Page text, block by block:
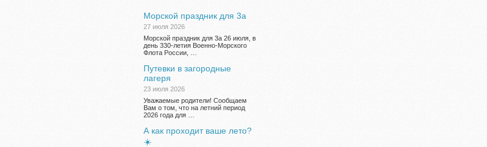
Морской праздник для 3а
27 июля 2026
Морской праздник для 3а 26 июля, в
день 330-летия Военно-Морского
Флота России, …
Путевки в загородные
лагеря
23 июля 2026
Уважаемые родители! Сообщаем
Вам о том, что на летний период
2026 года для …
А как проходит ваше лето?
☀️